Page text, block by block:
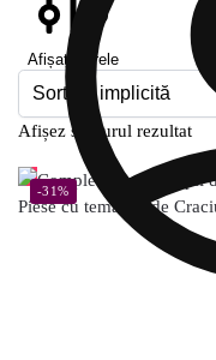
Afișați filtrele
Afișez singurul rezultat
-31%